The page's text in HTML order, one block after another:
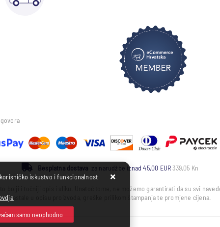
Besplatna dostava za narudžbe iznad 45,00 EUR339,05 Kn
bolji i točniji opis i sliku. Unatoč tome, ne možemo garantirati da su svi
nastale u opisu proizvoda, greške prilikom štampanja te promjene cijena.
iskustvo i funkcionalnost
samo neophodno